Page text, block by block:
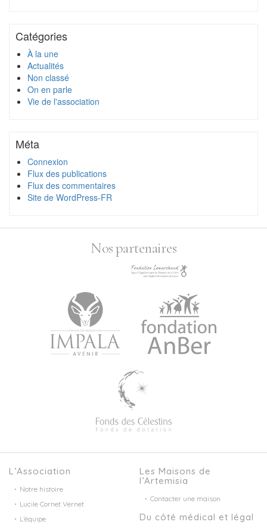
Catégories
À la une
Actualités
Non classé
On en parle
Vie de l'association
Méta
Connexion
Flux des publications
Flux des commentaires
Site de WordPress-FR
Nos partenaires
L’Association
Notre histoire
Lucile Cornet Vernet
L’équipe
Les Maisons de
l’Artemisia
Contacter une maison
Du côté médical et légal